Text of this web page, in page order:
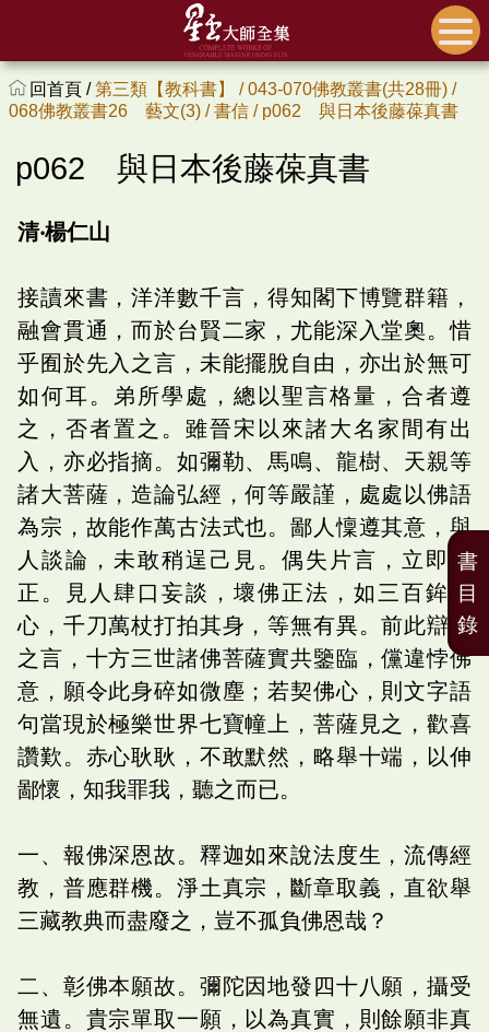
回首頁 /第三類【教科書】 /043-070佛教叢書(共28冊) /
068佛教叢書26 藝文(3) /書信 / p062 與日本後藤葆真書
p062 與日本後藤葆真書
清‧楊仁山
接讀來書，洋洋數千言，得知閣下博覽群籍，
融會貫通，而於台賢二家，尤能深入堂奧。惜
乎囿於先入之言，未能擺脫自由，亦出於無可
如何耳。弟所學處，總以聖言格量，合者遵
之，否者置之。雖晉宋以來諸大名家間有出
入，亦必指摘。如彌勒、馬鳴、龍樹、天親等
諸大菩薩，造論弘經，何等嚴謹，處處以佛語
為宗，故能作萬古法式也。鄙人懍遵其意，與
人談論，未敢稍逞己見。偶失片言，立即救
正。見人肆口妄談，壞佛正法，如三百鉾刺
心，千刀萬杖打拍其身，等無有異。前此辯論
之言，十方三世諸佛菩薩實共鑒臨，儻違悖佛
意，願令此身碎如微塵；若契佛心，則文字語
句當現於極樂世界七寶幢上，菩薩見之，歡喜
讚歎。赤心耿耿，不敢默然，略舉十端，以伸
鄙懷，知我罪我，聽之而已。
一、報佛深恩故。釋迦如來說法度生，流傳經
教，普應群機。淨土真宗，斷章取義，直欲舉
三藏教典而盡廢之，豈不孤負佛恩哉？
二、彰佛本願故。彌陀因地發四十八願，攝受
無遺。貴宗單取一願，以為真實，則餘願非真
書
目
錄